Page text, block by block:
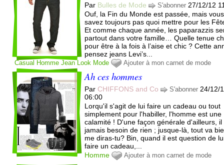
Par Bulles de Mode S'abonner 27/12/12
Ouf, la Fin du Monde est passée, mais
savez toujours pas quoi mettre pour les
Et comme chaque année, les paparazzis
partout dans votre famille… Quelle tenue
pour être à la fois à l’aise et chic ? Cette
pensez jeans Levi’s...
Casual Homme Jean Look Mode Ajouter à mon carnet de mode
Ah ces hommes
Par CHIFFONS and Co S'abonner 24/12/
06:00
Lorqu'il s'agit de lui faire un cadeau ou tout
simplement pour l'habiller, l'homme est une
calamité ! D'une façon générale d'ailleurs, il
jamais besoin de rien ; jusque-là, tout va
me diras-tu? Bin, quand il est question de
faire un cadeau,...
Homme
Ajouter à mon carnet de mode